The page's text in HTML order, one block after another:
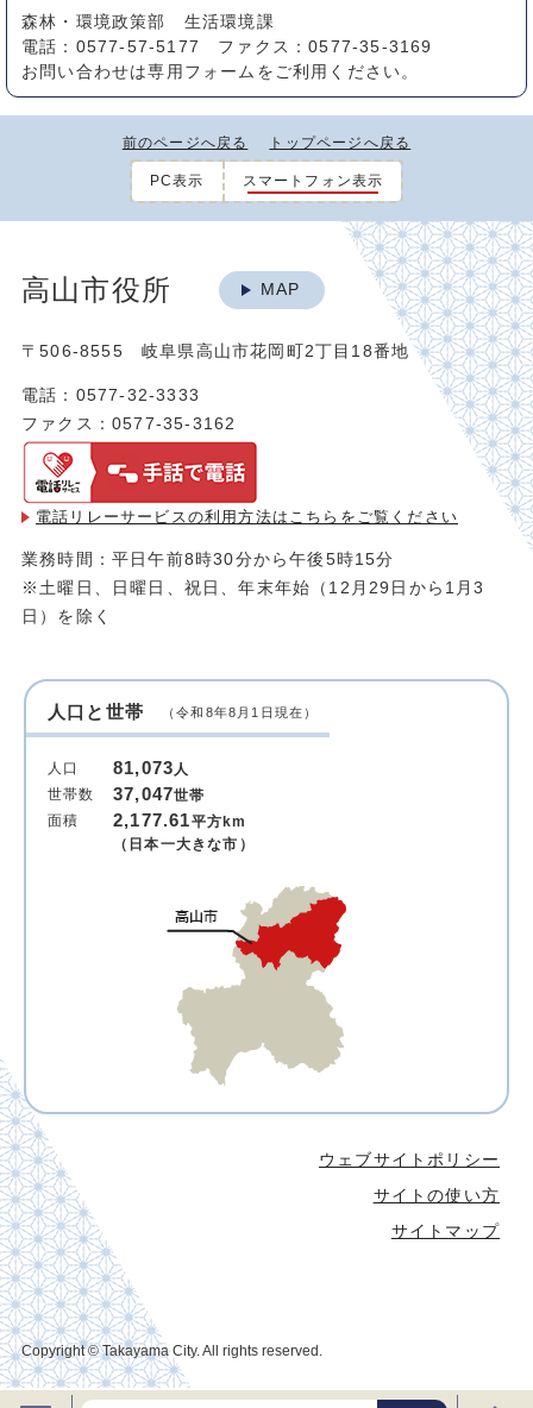
森林・環境政策部 生活環境課
電話：0577-57-5177 ファクス：0577-35-3169
お問い合わせは専用フォームをご利用ください。
前のページへ戻る トップページへ戻る
PC表示 スマートフォン表示
高山市役所 MAP
〒506-8555 岐阜県高山市花岡町2丁目18番地
電話：0577-32-3333
ファクス：0577-35-3162
電話リレーサービスの利用方法は こちらをご覧ください
業務時間：平日午前8時30分から午後5時15分
※土曜日、日曜日、祝日、年末年始（12月29日から1月3
日）を除く
人口と世帯 （令和8年8月1日現在）
人口 81,073人
世帯数
37,047世帯
面積
2,177.61平方km
（日本一大きな市）
ウェブサイトポリシー
サイトの使い方
サイトマップ
Copyright © Takayama City. All rights reserved.